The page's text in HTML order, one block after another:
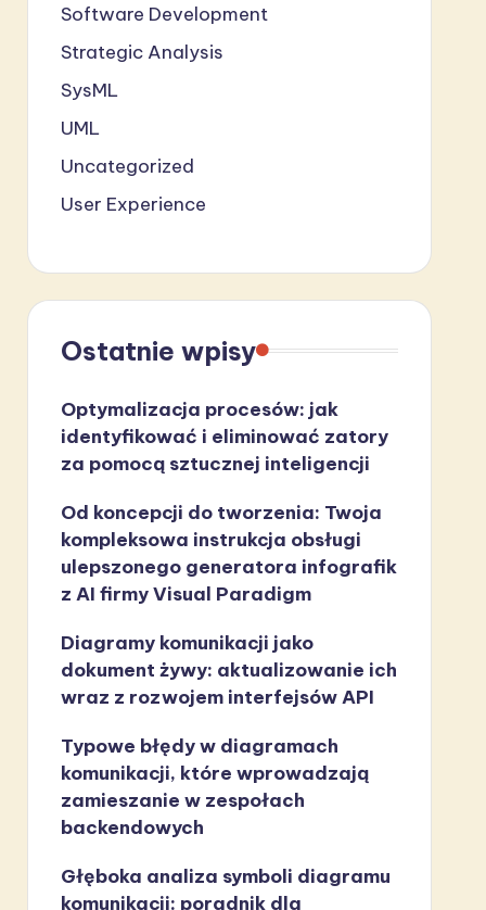
Software Development
Strategic Analysis
SysML
UML
Uncategorized
User Experience
Ostatnie wpisy
Optymalizacja procesów: jak
identyfikować i eliminować zatory
za pomocą sztucznej inteligencji
Od koncepcji do tworzenia: Twoja
kompleksowa instrukcja obsługi
ulepszonego generatora infografik
z AI firmy Visual Paradigm
Diagramy komunikacji jako
dokument żywy: aktualizowanie ich
wraz z rozwojem interfejsów API
Typowe błędy w diagramach
komunikacji, które wprowadzają
zamieszanie w zespołach
backendowych
Głęboka analiza symboli diagramu
komunikacji: poradnik dla